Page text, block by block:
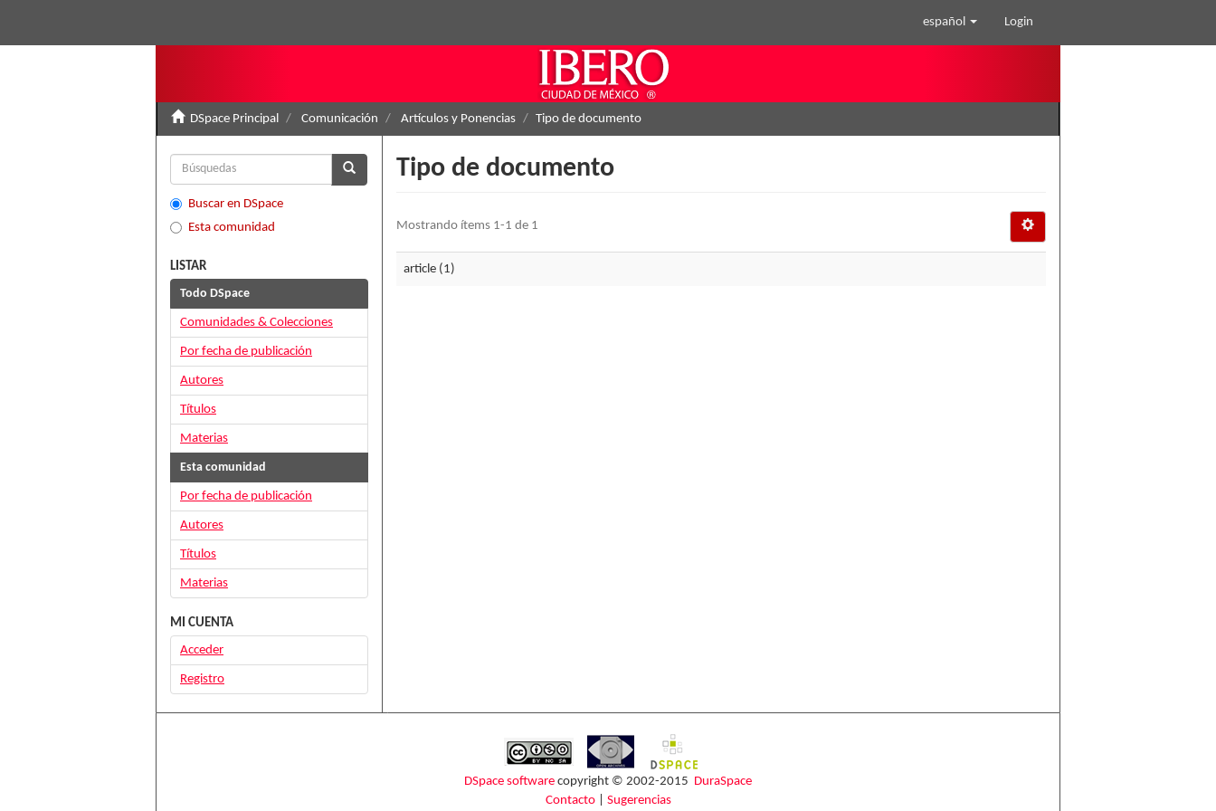
español Login
DSpace Principal Comunicación Artículos y Ponencias Tipo de documento
Tipo de documento
Mostrando ítems 1-1 de 1
article (1)
Buscar en DSpace
Esta comunidad
LISTAR
Todo DSpace
Comunidades & Colecciones
Por fecha de publicación
Autores
Títulos
Materias
Esta comunidad
Por fecha de publicación
Autores
Títulos
Materias
MI CUENTA
Acceder
Registro
DSpace software copyright © 2002-2015 DuraSpace
Contacto| Sugerencias